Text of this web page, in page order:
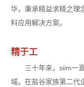
华，秉承精益求精之理
料应用解决方案。
精于工
三十年来，siim一
域。在盐谷家族第二代